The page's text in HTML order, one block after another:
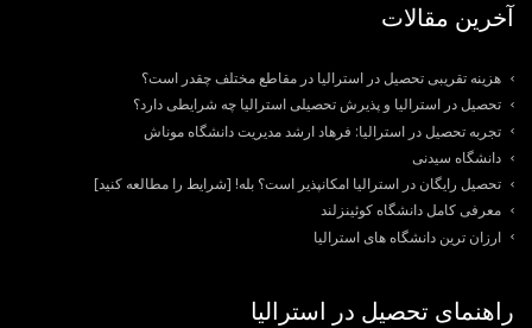
آخرین مقالات
هزینه تقریبی تحصیل در استرالیا در مقاطع مختلف چقدر است؟
تحصیل در استرالیا و پذیرش تحصیلی استرالیا چه شرایطی دارد؟
تجربه تحصیل در استرالیا: فرهاد ارشد مدیریت دانشگاه موناش
دانشگاه سیدنی
تحصیل رایگان در استرالیا امکانپذیر است؟ بله! [شرایط را مطالعه کنید]
معرفی کامل دانشگاه کوئینزلند
ارزان ترین دانشگاه های استرالیا
راهنمای تحصیل در استرالیا